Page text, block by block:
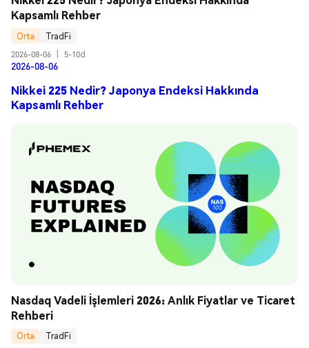
Kapsamlı Rehber
Orta
TradFi
2026-08-06
5-10d
2026-08-06
Nikkei 225 Nedir? Japonya Endeksi Hakkında
Kapsamlı Rehber
Nasdaq Vadeli İşlemleri 2026: Anlık Fiyatlar ve Ticaret
Rehberi
Orta
TradFi